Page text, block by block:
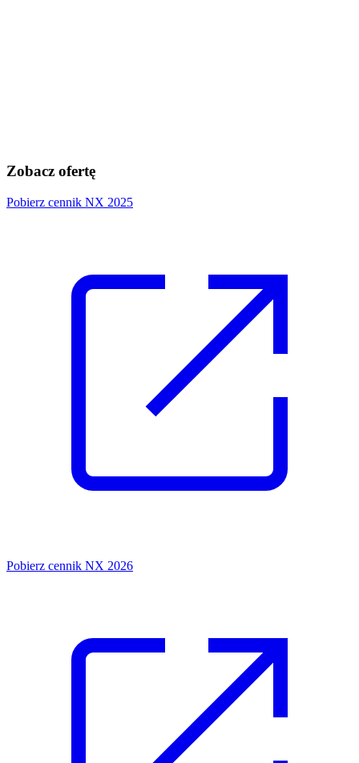
Zobacz ofertę
Pobierz cennik NX 2025
Pobierz cennik NX 2026